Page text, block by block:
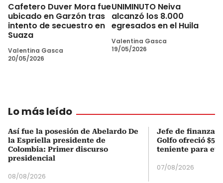
Cafetero Duver Mora fue
ubicado en Garzón tras
intento de secuestro en
Suaza
Valentina Gasca
20/05/2026
UNIMINUTO Neiva
alcanzó los 8.000
egresados en el Huila
Valentina Gasca
19/05/2026
Lo más leído
Así fue la posesión de Abelardo De
la Espriella presidente de
Colombia: Primer discurso
presidencial
08/08/2026
Jefe de finanzas
Golfo ofreció
teniente para
07/08/2026